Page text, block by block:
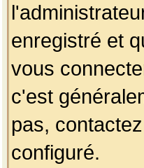
enregistré et
vous
c'est
pas,
configuré.